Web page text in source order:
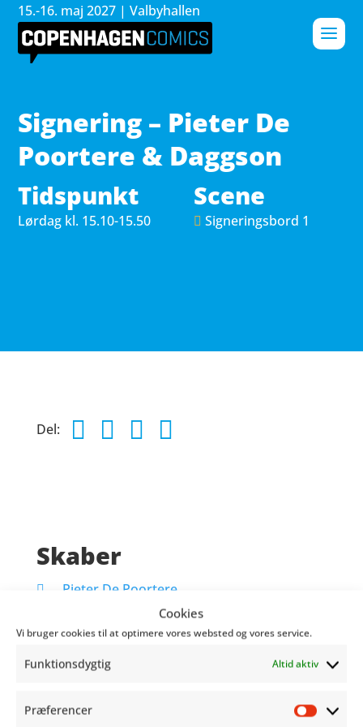
Cookies
Vi bruger cookies til at optimere vores websted og vores service.
Funktionsdygtig Altid aktiv
Præferencer
15.-16. maj 2027 | Valbyhallen
Signering – Pieter De
Poortere & Daggson
Tidspunkt
Lørdag kl. 15.10-15.50
Scene
Signeringsbord 1
Del:
Skaber
Pieter De Poortere
SE HELE PROGRAMMET HER